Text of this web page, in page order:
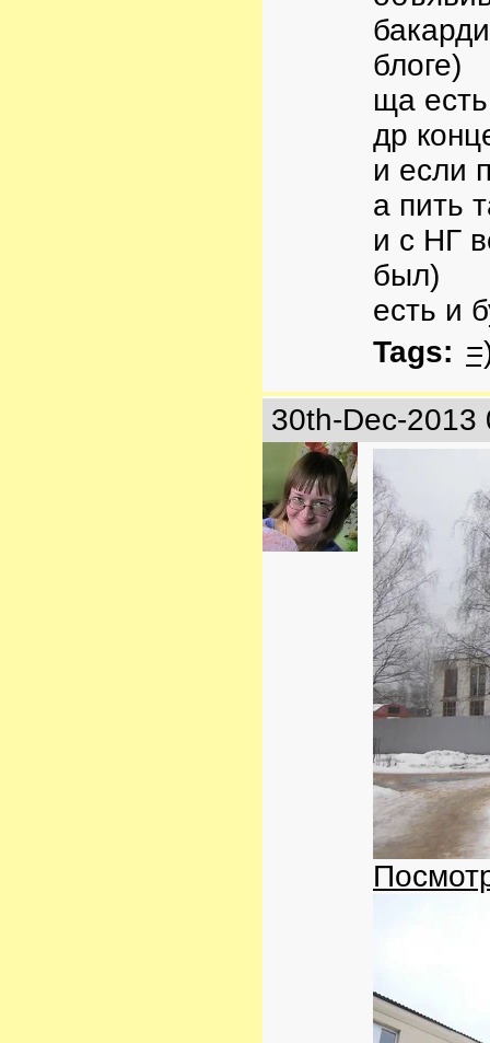
блоге)
ща
др
и если
а пить
и с НГ
был)
есть и
Tags:
30th-Dec-2013